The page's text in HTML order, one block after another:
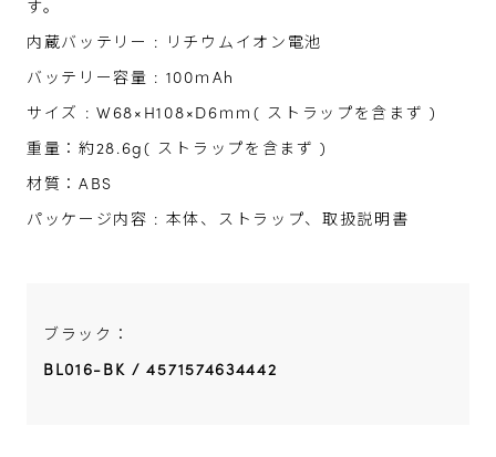
す。
内蔵バッテリー : リチウムイオン電池
バッテリー容量 : 100ｍAh
サイズ : W68×H108×D6ｍｍ( ストラップを含まず )
重量：約28.6g( ストラップを含まず )
材質：ABS
パッケージ内容 : 本体、ストラップ、取扱説明書
ブラック：
BL016-BK / 4571574634442